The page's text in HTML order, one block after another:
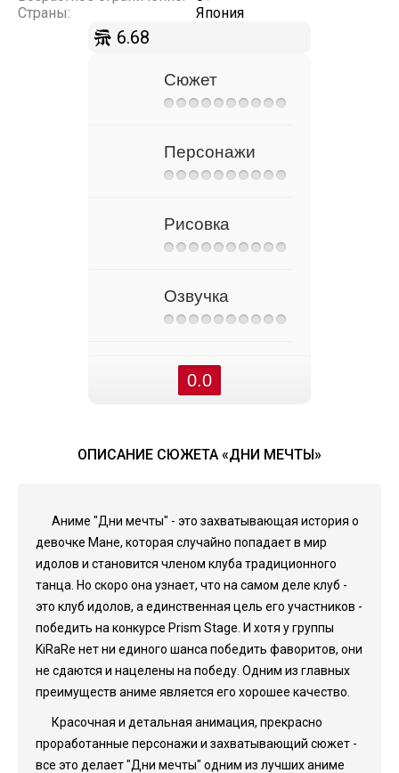
Страны:
Япония
6.68
Сюжет
Персонажи
Рисовка
Озвучка
0.0
ОПИСАНИЕ СЮЖЕТА «ДНИ МЕЧТЫ»
Аниме "Дни мечты" - это захватывающая история о
девочке Мане, которая случайно попадает в мир
идолов и становится членом клуба традиционного
танца. Но скоро она узнает, что на самом деле клуб -
это клуб идолов, а единственная цель его участников -
победить на конкурсе Prism Stage. И хотя у группы
KiRaRe нет ни единого шанса победить фаворитов, они
не сдаются и нацелены на победу. Одним из главных
преимуществ аниме является его хорошее качество.
Красочная и детальная анимация, прекрасно
проработанные персонажи и захватывающий сюжет -
все это делает "Дни мечты" одним из лучших аниме